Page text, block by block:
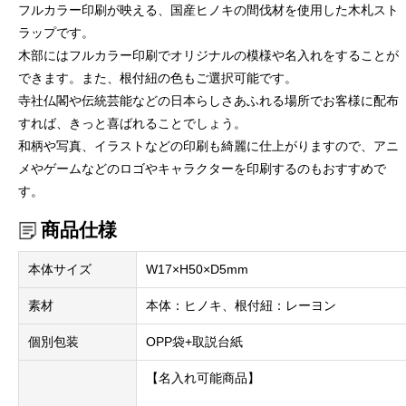
フルカラー印刷が映える、国産ヒノキの間伐材を使用した木札スト
ラップです。
木部にはフルカラー印刷でオリジナルの模様や名入れをすることが
できます。また、根付紐の色もご選択可能です。
寺社仏閣や伝統芸能などの日本らしさあふれる場所でお客様に配布
すれば、きっと喜ばれることでしょう。
和柄や写真、イラストなどの印刷も綺麗に仕上がりますので、アニ
メやゲームなどのロゴやキャラクターを印刷するのもおすすめで
す。
商品仕様
本体サイズ W17×H50×D5mm
素材 本体：ヒノキ、根付紐：レーヨン
個別包装 OPP袋+取説台紙
【名入れ可能商品】